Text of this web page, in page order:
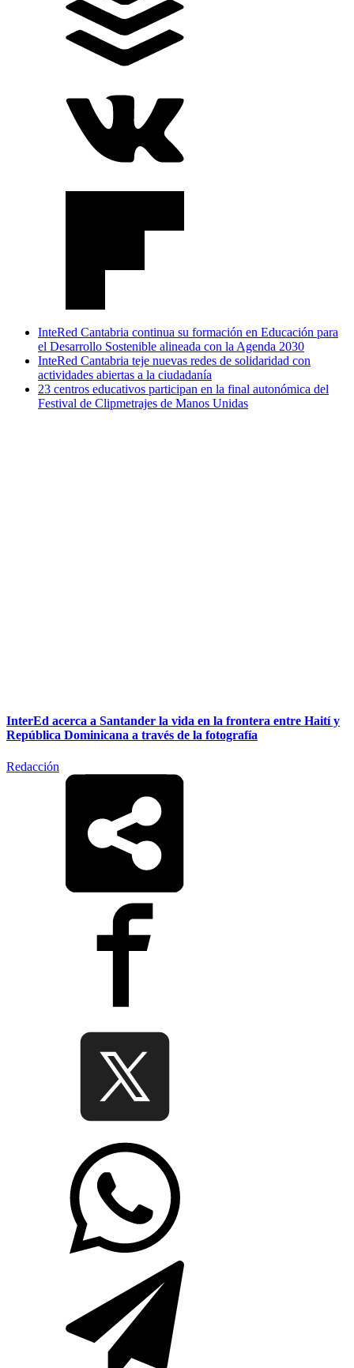
InteRed Cantabria continua su formación en Educación para
el Desarrollo Sostenible alineada con la Agenda 2030
InteRed Cantabria teje nuevas redes de solidaridad con
actividades abiertas a la ciudadanía
23 centros educativos participan en la final autonómica del
Festival de Clipmetrajes de Manos Unidas
InterEd acerca a Santander la vida en la frontera entre Haití y
República Dominicana a través de la fotografía
Redacción